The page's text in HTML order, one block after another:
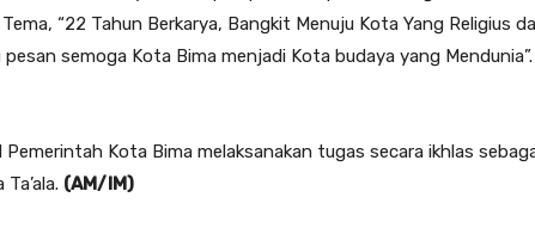
“22 Tahun Berkarya, Bangkit Menuju Kota Yang Religius
semoga Kota Bima menjadi Kota budaya yang Mendunia”.
Pemerintah Kota Bima melaksanakan tugas secara ikhlas
(AM/IM)